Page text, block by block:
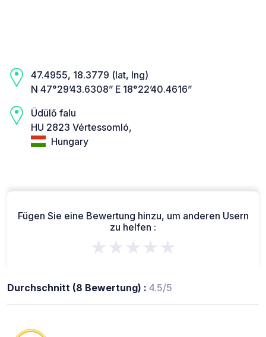
47.4955, 18.3779 (lat, lng)
N 47°29’43.6308” E 18°22’40.4616”
Üdülő falu
HU 2823 Vértessomló,
Hungary
Fügen Sie eine Bewertung hinzu, um anderen Usern
zu helfen :
★★★★★
Durchschnitt (8 Bewertung) : 4.5/5